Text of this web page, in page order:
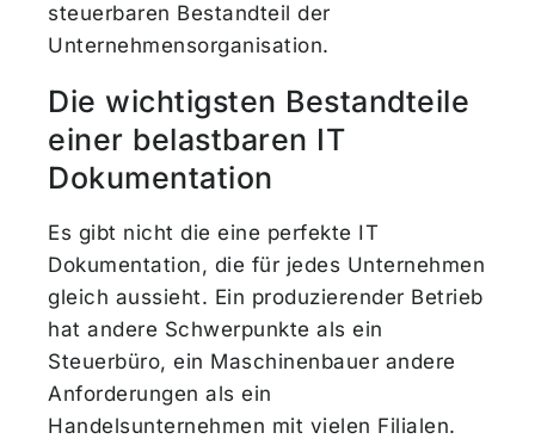
steuerbaren Bestandteil der
Unternehmensorganisation.
Die wichtigsten Bestandteile
einer belastbaren IT
Dokumentation
Es gibt nicht die eine perfekte IT
Dokumentation, die für jedes Unternehmen
gleich aussieht. Ein produzierender Betrieb
hat andere Schwerpunkte als ein
Steuerbüro, ein Maschinenbauer andere
Anforderungen als ein
Handelsunternehmen mit vielen Filialen.